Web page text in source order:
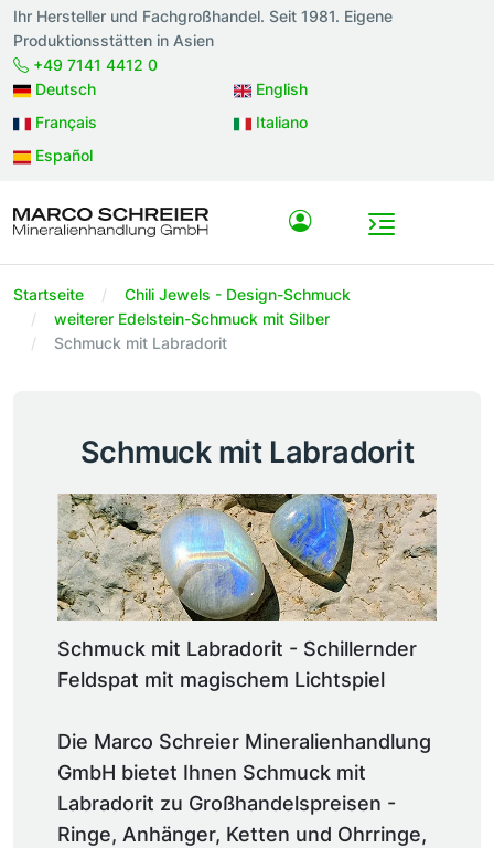
Ihr Hersteller und Fachgroßhandel. Seit 1981. Eigene
Produktionsstätten in Asien
+49 7141 4412 0
Deutsch
English
Français
Italiano
Español
Startseite
Chili Jewels - Design-Schmuck
weiterer Edelstein-Schmuck mit Silber
Schmuck mit Labradorit
Schmuck mit Labradorit
Schmuck mit Labradorit - Schillernder
Feldspat mit magischem Lichtspiel
Die Marco Schreier Mineralienhandlung
GmbH bietet Ihnen Schmuck mit
Labradorit zu Großhandelspreisen -
Ringe, Anhänger, Ketten und Ohrringe,